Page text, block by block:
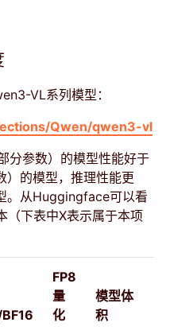
VL系列模型：
Qwen/qwen3-vl
分参数）的模型性能好于
）的模型，推理性能更
。从Huggingface可以看
（下表中X表示属于本项
FP8
量
化
模型体
积